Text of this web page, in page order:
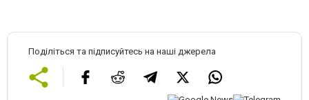
Поділіться та підписуйтесь на наші джерела